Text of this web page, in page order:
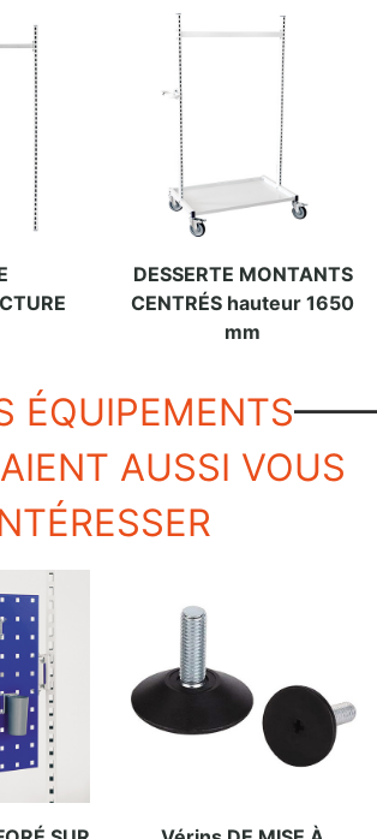
DESSERTE MONTANTS
CENTRÉS hauteur 1650
mm
ÉQUIPEMENTS
AUSSI VOUS